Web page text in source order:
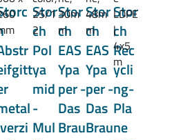
Stor
ch
Pol
ya
mid
-
Mul
Stor
ch
EAS
Ypa
per -
Das
Brau
Stor
ch
EAS
Ypa
per -
Das
Brau
Stor
ch
Rec
ycli
ng-
Pla
ne